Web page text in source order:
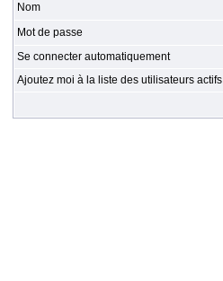
Nom
Mot de passe
Se connecter automatiquement
Ajoutez moi à la liste des utilisateurs actifs